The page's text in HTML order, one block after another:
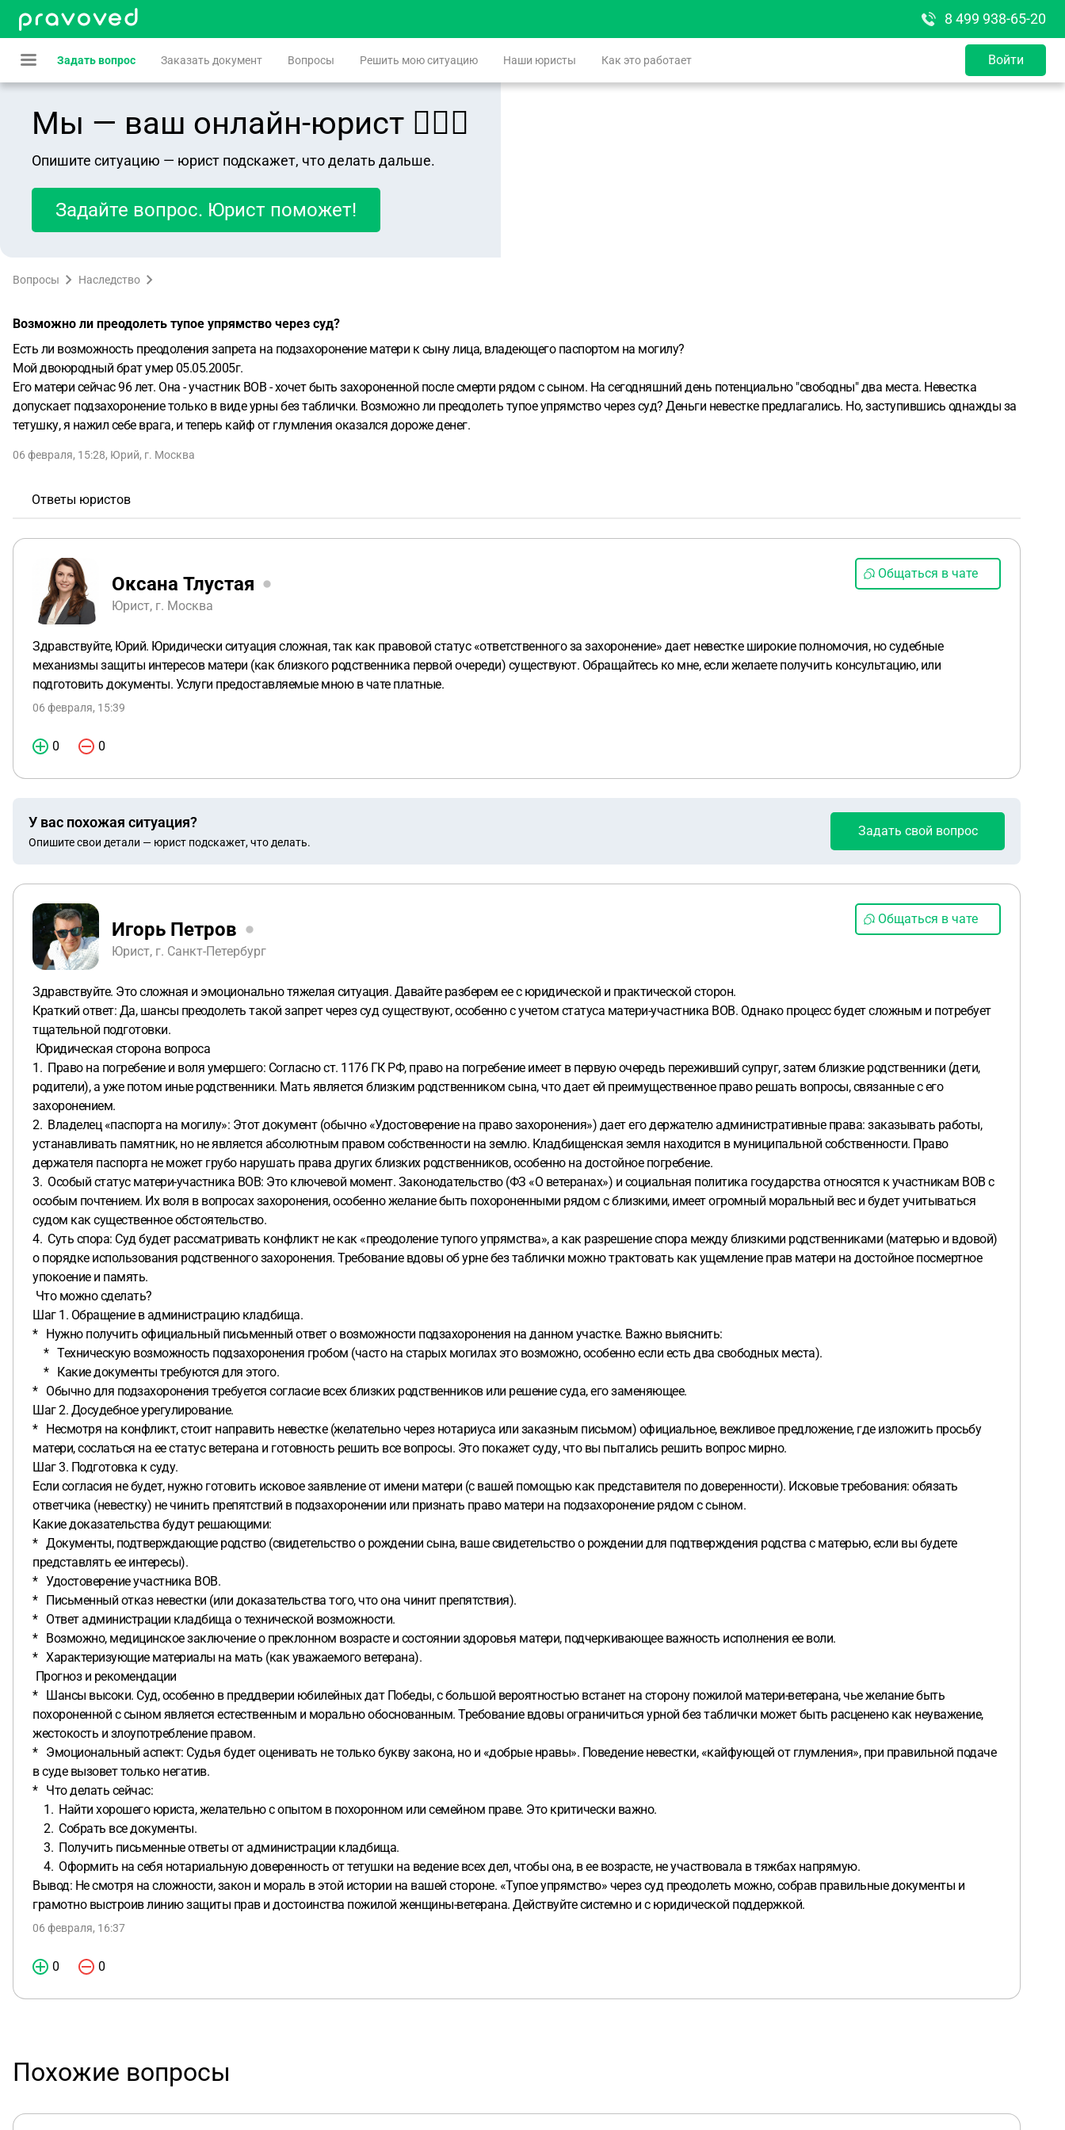
8 499 938-65-20
Задать вопрос Заказать документ Вопросы Решить мою ситуацию Наши юристы Как это работает Войти
Мы — ваш онлайн-юрист 👨🏻‍⚖️
Опишите ситуацию — юрист подскажет, что делать дальше.
Задайте вопрос. Юрист поможет!
Вопросы Наследство
Возможно ли преодолеть тупое упрямство через суд?
Есть ли возможность преодоления запрета на подзахоронение матери к сыну лица, владеющего паспортом на могилу?
Мой двоюродный брат умер 05.05.2005г.
Его матери сейчас 96 лет. Она - участник ВОВ - хочет быть захороненной после смерти рядом с сыном. На сегодняшний день потенциально "свободны" два места. Невестка
допускает подзахоронение только в виде урны без таблички. Возможно ли преодолеть тупое упрямство через суд? Деньги невестке предлагались. Но, заступившись однажды за
тетушку, я нажил себе врага, и теперь кайф от глумления оказался дороже денег.
06 февраля, 15:28, Юрий, г. Москва
Ответы юристов
Оксана Тлустая
Юрист, г. Москва
Общаться в чате
Здравствуйте, Юрий. Юридически ситуация сложная, так как правовой статус «ответственного за захоронение» дает невестке широкие полномочия, но судебные
механизмы защиты интересов матери (как близкого родственника первой очереди) существуют. Обращайтесь ко мне, если желаете получить консультацию, или
подготовить документы. Услуги предоставляемые мною в чате платные.
06 февраля, 15:39
0 0
У вас похожая ситуация?
Опишите свои детали — юрист подскажет, что делать.
Задать свой вопрос
Игорь Петров
Юрист, г. Санкт-Петербург
Общаться в чате
Здравствуйте. Это сложная и эмоционально тяжелая ситуация. Давайте разберем ее с юридической и практической сторон.
Краткий ответ: Да, шансы преодолеть такой запрет через суд существуют, особенно с учетом статуса матери-участника ВОВ. Однако процесс будет сложным и потребует
тщательной подготовки.
Юридическая сторона вопроса
1. Право на погребение и воля умершего: Согласно ст. 1176 ГК РФ, право на погребение имеет в первую очередь переживший супруг, затем близкие родственники (дети,
родители), а уже потом иные родственники. Мать является близким родственником сына, что дает ей преимущественное право решать вопросы, связанные с его
захоронением.
2. Владелец «паспорта на могилу»: Этот документ (обычно «Удостоверение на право захоронения») дает его держателю административные права: заказывать работы,
устанавливать памятник, но не является абсолютным правом собственности на землю. Кладбищенская земля находится в муниципальной собственности. Право
держателя паспорта не может грубо нарушать права других близких родственников, особенно на достойное погребение.
3. Особый статус матери-участника ВОВ: Это ключевой момент. Законодательство (ФЗ «О ветеранах») и социальная политика государства относятся к участникам ВОВ с
особым почтением. Их воля в вопросах захоронения, особенно желание быть похороненными рядом с близкими, имеет огромный моральный вес и будет учитываться
судом как существенное обстоятельство.
4. Суть спора: Суд будет рассматривать конфликт не как «преодоление тупого упрямства», а как разрешение спора между близкими родственниками (матерью и вдовой)
о порядке использования родственного захоронения. Требование вдовы об урне без таблички можно трактовать как ущемление прав матери на достойное посмертное
упокоение и память.
Что можно сделать?
Шаг 1. Обращение в администрацию кладбища.
* Нужно получить официальный письменный ответ о возможности подзахоронения на данном участке. Важно выяснить:
* Техническую возможность подзахоронения гробом (часто на старых могилах это возможно, особенно если есть два свободных места).
* Какие документы требуются для этого.
* Обычно для подзахоронения требуется согласие всех близких родственников или решение суда, его заменяющее.
Шаг 2. Досудебное урегулирование.
* Несмотря на конфликт, стоит направить невестке (желательно через нотариуса или заказным письмом) официальное, вежливое предложение, где изложить просьбу
матери, сослаться на ее статус ветерана и готовность решить все вопросы. Это покажет суду, что вы пытались решить вопрос мирно.
Шаг 3. Подготовка к суду.
Если согласия не будет, нужно готовить исковое заявление от имени матери (с вашей помощью как представителя по доверенности). Исковые требования: обязать
ответчика (невестку) не чинить препятствий в подзахоронении или признать право матери на подзахоронение рядом с сыном.
Какие доказательства будут решающими:
* Документы, подтверждающие родство (свидетельство о рождении сына, ваше свидетельство о рождении для подтверждения родства с матерью, если вы будете
представлять ее интересы).
* Удостоверение участника ВОВ.
* Письменный отказ невестки (или доказательства того, что она чинит препятствия).
* Ответ администрации кладбища о технической возможности.
* Возможно, медицинское заключение о преклонном возрасте и состоянии здоровья матери, подчеркивающее важность исполнения ее воли.
* Характеризующие материалы на мать (как уважаемого ветерана).
Прогноз и рекомендации
* Шансы высоки. Суд, особенно в преддверии юбилейных дат Победы, с большой вероятностью встанет на сторону пожилой матери-ветерана, чье желание быть
похороненной с сыном является естественным и морально обоснованным. Требование вдовы ограничиться урной без таблички может быть расценено как неуважение,
жестокость и злоупотребление правом.
* Эмоциональный аспект: Судья будет оценивать не только букву закона, но и «добрые нравы». Поведение невестки, «кайфующей от глумления», при правильной подаче
в суде вызовет только негатив.
* Что делать сейчас:
1. Найти хорошего юриста, желательно с опытом в похоронном или семейном праве. Это критически важно.
2. Собрать все документы.
3. Получить письменные ответы от администрации кладбища.
4. Оформить на себя нотариальную доверенность от тетушки на ведение всех дел, чтобы она, в ее возрасте, не участвовала в тяжбах напрямую.
Вывод: Не смотря на сложности, закон и мораль в этой истории на вашей стороне. «Тупое упрямство» через суд преодолеть можно, собрав правильные документы и
грамотно выстроив линию защиты прав и достоинства пожилой женщины-ветерана. Действуйте системно и с юридической поддержкой.
06 февраля, 16:37
0 0
Похожие вопросы